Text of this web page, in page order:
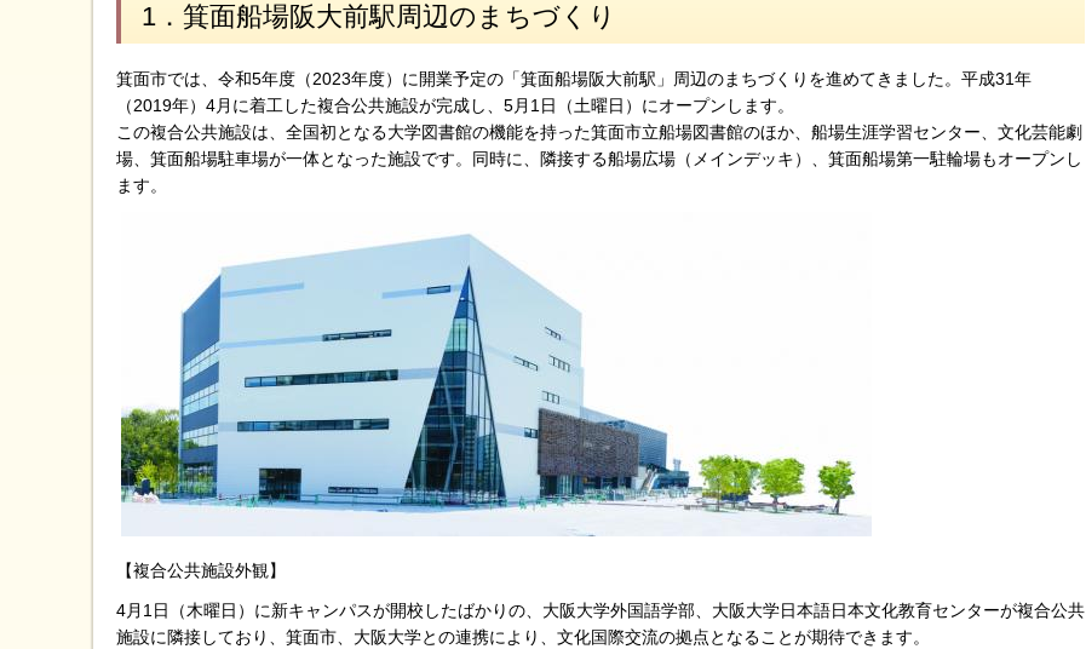
1．箕面船場阪大前駅周辺のまちづくり
箕面市では、令和5年度（2023年度）に開業予定の「箕面船場阪大前駅」周辺のまちづくりを進めてきました。平成31年
（2019年）4月に着工した複合公共施設が完成し、5月1日（土曜日）にオープンします。
この複合公共施設は、全国初となる大学図書館の機能を持った箕面市立船場図書館のほか、船場生涯学習センター、文化芸能劇
場、箕面船場駐車場が一体となった施設です。同時に、隣接する船場広場（メインデッキ）、箕面船場第一駐輪場もオープンし
ます。
【複合公共施設外観】
4月1日（木曜日）に新キャンパスが開校したばかりの、大阪大学外国語学部、大阪大学日本語日本文化教育センターが複合公共
施設に隣接しており、箕面市、大阪大学との連携により、文化国際交流の拠点となることが期待できます。